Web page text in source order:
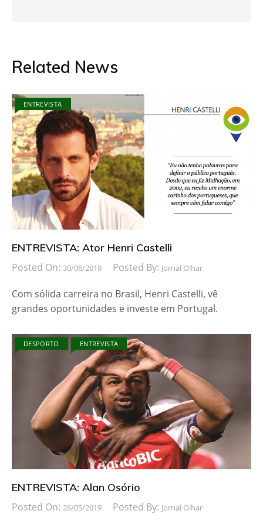
Related News
ENTREVISTA
ENTREVISTA: Ator Henri Castelli
Posted On: 30/06/2019 Posted By: Jornal Olhar
Com sólida carreira no Brasil, Henri Castelli, vê
grandes oportunidades e investe em Portugal.
DESPORTO ENTREVISTA
ENTREVISTA: Alan Osório
Posted On: 26/05/2019 Posted By: Jornal Olhar